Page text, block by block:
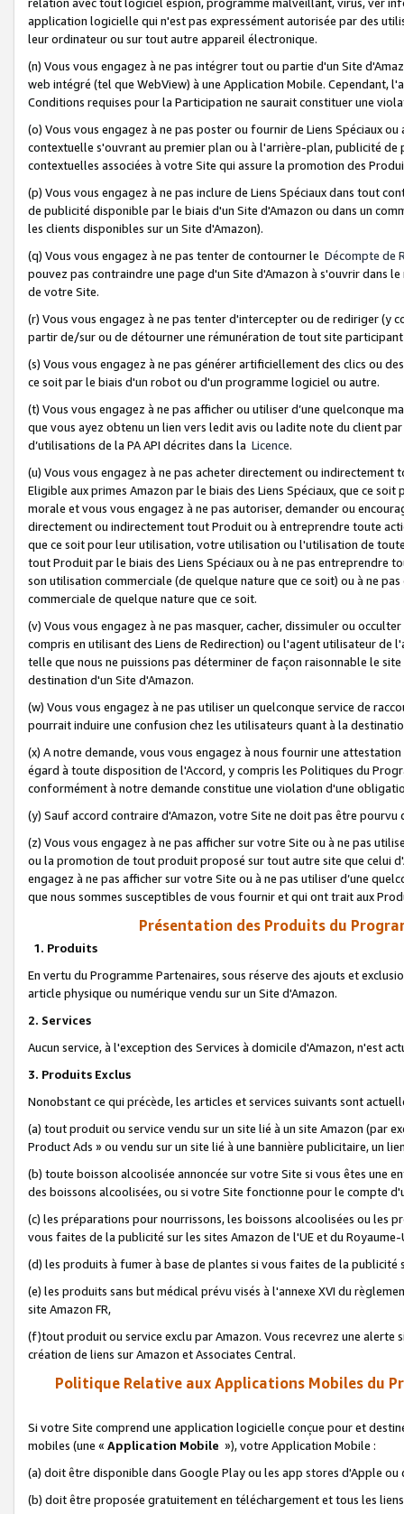
application logicielle qui n'est pas expressément autorisée par des
leur ordinateur ou sur tout autre appareil électronique.
(n) Vous vous engagez à ne pas intégrer tout ou partie d'un Site
web intégré (tel que WebView) à une Application Mobile. Cependant,
Conditions requises pour la Participation ne saurait constituer une
(o) Vous vous engagez à ne pas poster ou fournir de Liens Spéciaux
contextuelle s'ouvrant au premier plan ou à l'arrière-plan, publicité
contextuelles associées à votre Site qui assure la promotion des
(p) Vous vous engagez à ne pas inclure de Liens Spéciaux dans tout
de publicité disponible par le biais d'un Site d'Amazon ou dans un
les clients disponibles sur un Site d'Amazon).
(q) Vous vous engagez à ne pas tenter de contourner le Décompte de
pouvez pas contraindre une page d'un Site d'Amazon à s'ouvrir dans
de votre Site.
(r) Vous vous engagez à ne pas tenter d'intercepter ou de rediriger
partir de/sur ou de détourner une rémunération de tout site
(s) Vous vous engagez à ne pas générer artificiellement des clics ou
ce soit par le biais d'un robot ou d'un programme logiciel ou autre.
(t) Vous vous engagez à ne pas afficher ou utiliser d’une quelconque
que vous ayez obtenu un lien vers ledit avis ou ladite note du client
d’utilisations de la PA API décrites dans la Licence.
(u) Vous vous engagez à ne pas acheter directement ou
Eligible aux primes Amazon par le biais des Liens Spéciaux, que ce
morale et vous vous engagez à ne pas autoriser, demander ou
directement ou indirectement tout Produit ou à entreprendre toute
que ce soit pour leur utilisation, votre utilisation ou l'utilisation de
tout Produit par le biais des Liens Spéciaux ou à ne pas entreprendre
son utilisation commerciale (de quelque nature que ce soit) ou à ne
commerciale de quelque nature que ce soit.
(v) Vous vous engagez à ne pas masquer, cacher, dissimuler ou
compris en utilisant des Liens de Redirection) ou l'agent utilisateur
telle que nous ne puissions pas déterminer de façon raisonnable le
destination d'un Site d'Amazon.
(w) Vous vous engagez à ne pas utiliser un quelconque service de
pourrait induire une confusion chez les utilisateurs quant à la
(x) A notre demande, vous vous engagez à nous fournir une
égard à toute disposition de l'Accord, y compris les Politiques du
conformément à notre demande constitue une violation d'une
(y) Sauf accord contraire d'Amazon, votre Site ne doit pas être
(z) Vous vous engagez à ne pas afficher sur votre Site ou à ne pas
ou la promotion de tout produit proposé sur tout autre site que celui
engagez à ne pas afficher sur votre Site ou à ne pas utiliser d’une
que nous sommes susceptibles de vous fournir et qui ont trait aux
Présentation des Produits du
1. Produits
En vertu du Programme Partenaires, sous réserve des ajouts et
article physique ou numérique vendu sur un Site d'Amazon.
2. Services
Aucun service, à l'exception des Services à domicile d'Amazon, n'est
3. Produits Exclus
Nonobstant ce qui précède, les articles et services suivants sont
(a) tout produit ou service vendu sur un site lié à un site Amazon (par
Product Ads » ou vendu sur un site lié à une bannière publicitaire, un
(b) toute boisson alcoolisée annoncée sur votre Site si vous êtes une
des boissons alcoolisées, ou si votre Site fonctionne pour le compte
(c) les préparations pour nourrissons, les boissons alcoolisées ou les
vous faites de la publicité sur les sites Amazon de l'UE et du Royaume-
(d) les produits à fumer à base de plantes si vous faites de la publicité
(e) les produits sans but médical prévu visés à l'annexe XVI du
site Amazon FR,
(f)tout produit ou service exclu par Amazon. Vous recevrez une alerte
création de liens sur Amazon et Associates Central.
Politique Relative aux Applications Mobiles du
Si votre Site comprend une application logicielle conçue pour et
mobiles (une « Application Mobile »), votre Application Mobile :
(a) doit être disponible dans Google Play ou les app stores d'Apple ou
(b) doit être proposée gratuitement en téléchargement et tous les